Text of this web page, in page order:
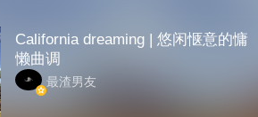
California dreaming | 悠闲惬意的慵
懒曲调
最渣男友